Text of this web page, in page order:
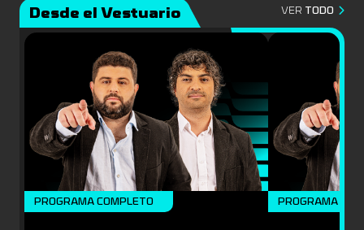
Desde el Vestuario VER TODO
PROGRAMA COMPLETO PROGRAMA